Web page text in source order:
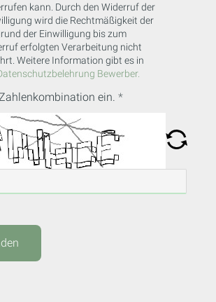
kann. Durch den Widerruf der
wird die Rechtmäßigkeit der
der Einwilligung bis zum
erfolgten Verarbeitung nicht
Weitere Information gibt es in
Bewerber.
ein.